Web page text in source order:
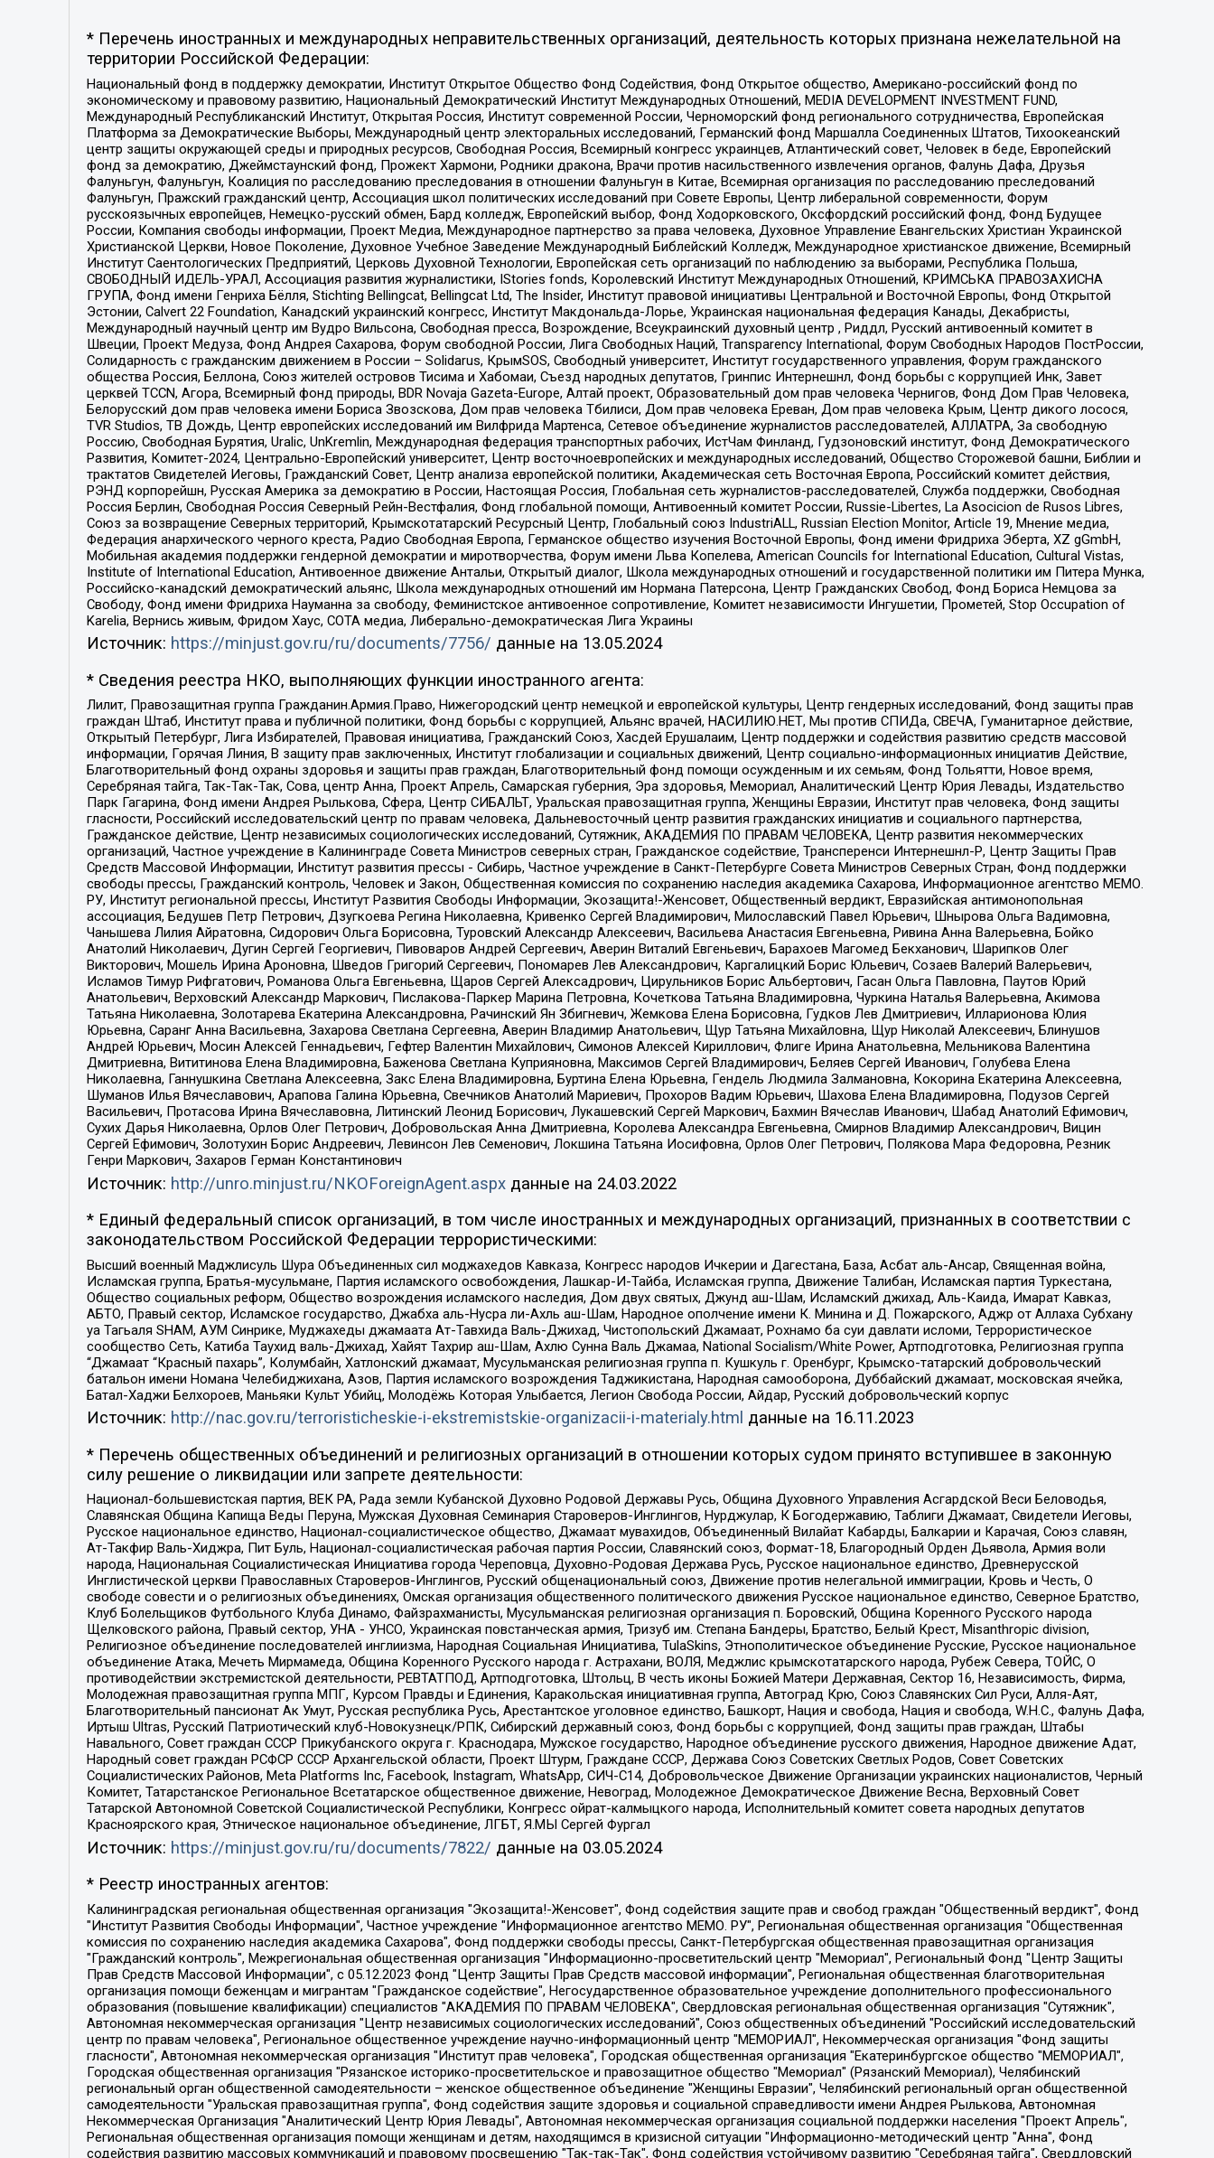
* Перечень иностранных и международных неправительственных организаций, деятельность которых признана нежелательной на
территории Российской Федерации:
Национальный фонд в поддержку демократии, Институт Открытое Общество Фонд Содействия, Фонд Открытое общество, Американо-российский фонд по
экономическому и правовому развитию, Национальный Демократический Институт Международных Отношений, MEDIA DEVELOPMENT INVESTMENT FUND,
Международный Республиканский Институт, Открытая Россия, Институт современной России, Черноморский фонд регионального сотрудничества, Европейская
Платформа за Демократические Выборы, Международный центр электоральных исследований, Германский фонд Маршалла Соединенных Штатов, Тихоокеанский
центр защиты окружающей среды и природных ресурсов, Свободная Россия, Всемирный конгресс украинцев, Атлантический совет, Человек в беде, Европейский
фонд за демократию, Джеймстаунский фонд, Прожект Хармони, Родники дракона, Врачи против насильственного извлечения органов, Фалунь Дафа, Друзья
Фалуньгун, Фалуньгун, Коалиция по расследованию преследования в отношении Фалуньгун в Китае, Всемирная организация по расследованию преследований
Фалуньгун, Пражский гражданский центр, Ассоциация школ политических исследований при Совете Европы, Центр либеральной современности, Форум
русскоязычных европейцев, Немецко-русский обмен, Бард колледж, Европейский выбор, Фонд Ходорковского, Оксфордский российский фонд, Фонд Будущее
России, Компания свободы информации, Проект Медиа, Международное партнерство за права человека, Духовное Управление Евангельских Христиан Украинской
Христианской Церкви, Новое Поколение, Духовное Учебное Заведение Международный Библейский Колледж, Международное христианское движение, Всемирный
Институт Саентологических Предприятий, Церковь Духовной Технологии, Европейская сеть организаций по наблюдению за выборами, Республика Польша,
СВОБОДНЫЙ ИДЕЛЬ-УРАЛ, Ассоциация развития журналистики, IStories fonds, Королевский Институт Международных Отношений, КРИМСЬКА ПРАВОЗАХИСНА
ГРУПА, Фонд имени Генриха Бёлля, Stichting Bellingcat, Bellingcat Ltd, The Insider, Институт правовой инициативы Центральной и Восточной Европы, Фонд Открытой
Эстонии, Calvert 22 Foundation, Канадский украинский конгресс, Институт Макдональда-Лорье, Украинская национальная федерация Канады, Декабристы,
Международный научный центр им Вудро Вильсона, Свободная пресса, Возрождение, Всеукраинский духовный центр , Риддл, Русский антивоенный комитет в
Швеции, Проект Медуза, Фонд Андрея Сахарова, Форум свободной России, Лига Свободных Наций, Transparеncy International, Форум Свободных Народов ПостРоссии,
Солидарность с гражданским движением в России – Solidarus, КрымSOS, Свободный университет, Институт государственного управления, Форум гражданского
общества Россия, Беллона, Союз жителей островов Тисима и Хабомаи, Съезд народных депутатов, Гринпис Интернешнл, Фонд борьбы с коррупцией Инк, Завет
церквей TCCN, Агора, Всемирный фонд природы, BDR Novaja Gazeta-Europe, Алтай проект, Образовательный дом прав человека Чернигов, Фонд Дом Прав Человека,
Белорусский дом прав человека имени Бориса Звозскова, Дом прав человека Тбилиси, Дом прав человека Ереван, Дом прав человека Крым, Центр дикого лосося,
TVR Studios, ТВ Дождь, Центр европейских исследований им Вилфрида Мартенса, Сетевое объединение журналистов расследователей, АЛЛАТРА, За свободную
Россию, Свободная Бурятия, Uralic, UnKremlin, Международная федерация транспортных рабочих, ИстЧам Финланд, Гудзоновский институт, Фонд Демократического
Развития, Комитет-2024, Центрально-Европейский университет, Центр восточноевропейских и международных исследований, Общество Сторожевой башни, Библии и
трактатов Свидетелей Иеговы, Гражданский Совет, Центр анализа европейской политики, Академическая сеть Восточная Европа, Российский комитет действия,
РЭНД корпорейшн, Русская Америка за демократию в России, Настоящая Россия, Глобальная сеть журналистов-расследователей, Служба поддержки, Свободная
Россия Берлин, Свободная Россия Северный Рейн-Вестфалия, Фонд глобальной помощи, Антивоенный комитет России, Russie-Libertes, La Asocicion de Rusos Libres,
Союз за возвращение Северных территорий, Крымскотатарский Ресурсный Центр, Глобальный союз IndustriALL, Russian Election Monitor, Article 19, Мнение медиа,
Федерация анархического черного креста, Радио Свободная Европа, Германское общество изучения Восточной Европы, Фонд имени Фридриха Эберта, XZ gGmbH,
Мобильная академия поддержки гендерной демократии и миротворчества, Форум имени Льва Копелева, American Councils for International Education, Cultural Vistas,
Institute of International Education, Антивоенное движение Антальи, Открытый диалог, Школа международных отношений и государственной политики им Питера Мунка,
Российско-канадский демократический альянс, Школа международных отношений им Нормана Патерсона, Центр Гражданских Свобод, Фонд Бориса Немцова за
Свободу, Фонд имени Фридриха Науманна за свободу, Феминистское антивоенное сопротивление, Комитет независимости Ингушетии, Прометей, Stop Occupation of
Karelia, Вернись живым, Фридом Хаус, СОТА медиа, Либерально-демократическая Лига Украины
Источник: https://minjust.gov.ru/ru/documents/7756/ данные на 13.05.2024
* Сведения реестра НКО, выполняющих функции иностранного агента:
Лилит, Правозащитная группа Гражданин.Армия.Право, Нижегородский центр немецкой и европейской культуры, Центр гендерных исследований, Фонд защиты прав
граждан Штаб, Институт права и публичной политики, Фонд борьбы с коррупцией, Альянс врачей, НАСИЛИЮ.НЕТ, Мы против СПИДа, СВЕЧА, Гуманитарное действие,
Открытый Петербург, Лига Избирателей, Правовая инициатива, Гражданский Союз, Хасдей Ерушалаим, Центр поддержки и содействия развитию средств массовой
информации, Горячая Линия, В защиту прав заключенных, Институт глобализации и социальных движений, Центр социально-информационных инициатив Действие,
Благотворительный фонд охраны здоровья и защиты прав граждан, Благотворительный фонд помощи осужденным и их семьям, Фонд Тольятти, Новое время,
Серебряная тайга, Так-Так-Так, Сова, центр Анна, Проект Апрель, Самарская губерния, Эра здоровья, Мемориал, Аналитический Центр Юрия Левады, Издательство
Парк Гагарина, Фонд имени Андрея Рылькова, Сфера, Центр СИБАЛЬТ, Уральская правозащитная группа, Женщины Евразии, Институт прав человека, Фонд защиты
гласности, Российский исследовательский центр по правам человека, Дальневосточный центр развития гражданских инициатив и социального партнерства,
Гражданское действие, Центр независимых социологических исследований, Сутяжник, АКАДЕМИЯ ПО ПРАВАМ ЧЕЛОВЕКА, Центр развития некоммерческих
организаций, Частное учреждение в Калининграде Совета Министров северных стран, Гражданское содействие, Трансперенси Интернешнл-Р, Центр Защиты Прав
Средств Массовой Информации, Институт развития прессы - Сибирь, Частное учреждение в Санкт-Петербурге Совета Министров Северных Стран, Фонд поддержки
свободы прессы, Гражданский контроль, Человек и Закон, Общественная комиссия по сохранению наследия академика Сахарова, Информационное агентство МЕМО.
РУ, Институт региональной прессы, Институт Развития Свободы Информации, Экозащита!-Женсовет, Общественный вердикт, Евразийская антимонопольная
ассоциация, Бедушев Петр Петрович, Дзугкоева Регина Николаевна, Кривенко Сергей Владимирович, Милославский Павел Юрьевич, Шнырова Ольга Вадимовна,
Чанышева Лилия Айратовна, Сидорович Ольга Борисовна, Туровский Александр Алексеевич, Васильева Анастасия Евгеньевна, Ривина Анна Валерьевна, Бойко
Анатолий Николаевич, Дугин Сергей Георгиевич, Пивоваров Андрей Сергеевич, Аверин Виталий Евгеньевич, Барахоев Магомед Бекханович, Шарипков Олег
Викторович, Мошель Ирина Ароновна, Шведов Григорий Сергеевич, Пономарев Лев Александрович, Каргалицкий Борис Юльевич, Созаев Валерий Валерьевич,
Исламов Тимур Рифгатович, Романова Ольга Евгеньевна, Щаров Сергей Алексадрович, Цирульников Борис Альбертович, Гасан Ольга Павловна, Паутов Юрий
Анатольевич, Верховский Александр Маркович, Пислакова-Паркер Марина Петровна, Кочеткова Татьяна Владимировна, Чуркина Наталья Валерьевна, Акимова
Татьяна Николаевна, Золотарева Екатерина Александровна, Рачинский Ян Збигневич, Жемкова Елена Борисовна, Гудков Лев Дмитриевич, Илларионова Юлия
Юрьевна, Саранг Анна Васильевна, Захарова Светлана Сергеевна, Аверин Владимир Анатольевич, Щур Татьяна Михайловна, Щур Николай Алексеевич, Блинушов
Андрей Юрьевич, Мосин Алексей Геннадьевич, Гефтер Валентин Михайлович, Симонов Алексей Кириллович, Флиге Ирина Анатольевна, Мельникова Валентина
Дмитриевна, Вититинова Елена Владимировна, Баженова Светлана Куприяновна, Максимов Сергей Владимирович, Беляев Сергей Иванович, Голубева Елена
Николаевна, Ганнушкина Светлана Алексеевна, Закс Елена Владимировна, Буртина Елена Юрьевна, Гендель Людмила Залмановна, Кокорина Екатерина Алексеевна,
Шуманов Илья Вячеславович, Арапова Галина Юрьевна, Свечников Анатолий Мариевич, Прохоров Вадим Юрьевич, Шахова Елена Владимировна, Подузов Сергей
Васильевич, Протасова Ирина Вячеславовна, Литинский Леонид Борисович, Лукашевский Сергей Маркович, Бахмин Вячеслав Иванович, Шабад Анатолий Ефимович,
Сухих Дарья Николаевна, Орлов Олег Петрович, Добровольская Анна Дмитриевна, Королева Александра Евгеньевна, Смирнов Владимир Александрович, Вицин
Сергей Ефимович, Золотухин Борис Андреевич, Левинсон Лев Семенович, Локшина Татьяна Иосифовна, Орлов Олег Петрович, Полякова Мара Федоровна, Резник
Генри Маркович, Захаров Герман Константинович
Источник: http://unro.minjust.ru/NKOForeignAgent.aspxданные на 24.03.2022
* Единый федеральный список организаций, в том числе иностранных и международных организаций, признанных в соответствии с
законодательством Российской Федерации террористическими:
Высший военный Маджлисуль Шура Объединенных сил моджахедов Кавказа, Конгресс народов Ичкерии и Дагестана, База, Асбат аль-Ансар, Священная война,
Исламская группа, Братья-мусульмане, Партия исламского освобождения, Лашкар-И-Тайба, Исламская группа, Движение Талибан, Исламская партия Туркестана,
Общество социальных реформ, Общество возрождения исламского наследия, Дом двух святых, Джунд аш-Шам, Исламский джихад, Аль-Каида, Имарат Кавказ,
АБТО, Правый сектор, Исламское государство, Джабха аль-Нусра ли-Ахль аш-Шам, Народное ополчение имени К. Минина и Д. Пожарского, Аджр от Аллаха Субхану
уа Тагьаля SHAM, АУМ Синрике, Муджахеды джамаата Ат-Тавхида Валь-Джихад, Чистопольский Джамаат, Рохнамо ба суи давлати исломи, Террористическое
сообщество Сеть, Катиба Таухид валь-Джихад, Хайят Тахрир аш-Шам, Ахлю Сунна Валь Джамаа, National Socialism/White Power, Артподготовка, Религиозная группа
“Джамаат “Красный пахарь”, Колумбайн, Хатлонский джамаат, Мусульманская религиозная группа п. Кушкуль г. Оренбург, Крымско-татарский добровольческий
батальон имени Номана Челебиджихана, Азов, Партия исламского возрождения Таджикистана, Народная самооборона, Дуббайский джамаат, московская ячейка,
Батал-Хаджи Белхороев, Маньяки Культ Убийц, Молодёжь Которая Улыбается, Легион Свобода России, Айдар, Русский добровольческий корпус
Источник: http://nac.gov.ru/terroristicheskie-i-ekstremistskie-organizacii-i-materialy.html данные на 16.11.2023
* Перечень общественных объединений и религиозных организаций в отношении которых судом принято вступившее в законную
силу решение о ликвидации или запрете деятельности:
Национал-большевистская партия, ВЕК РА, Рада земли Кубанской Духовно Родовой Державы Русь, Община Духовного Управления Асгардской Веси Беловодья,
Славянская Община Капища Веды Перуна, Мужская Духовная Семинария Староверов-Инглингов, Нурджулар, К Богодержавию, Таблиги Джамаат, Свидетели Иеговы,
Русское национальное единство, Национал-социалистическое общество, Джамаат мувахидов, Объединенный Вилайат Кабарды, Балкарии и Карачая, Союз славян,
Ат-Такфир Валь-Хиджра, Пит Буль, Национал-социалистическая рабочая партия России, Славянский союз, Формат-18, Благородный Орден Дьявола, Армия воли
народа, Национальная Социалистическая Инициатива города Череповца, Духовно-Родовая Держава Русь, Русское национальное единство, Древнерусской
Инглистической церкви Православных Староверов-Инглингов, Русский общенациональный союз, Движение против нелегальной иммиграции, Кровь и Честь, О
свободе совести и о религиозных объединениях, Омская организация общественного политического движения Русское национальное единство, Северное Братство,
Клуб Болельщиков Футбольного Клуба Динамо, Файзрахманисты, Мусульманская религиозная организация п. Боровский, Община Коренного Русского народа
Щелковского района, Правый сектор, УНА - УНСО, Украинская повстанческая армия, Тризуб им. Степана Бандеры, Братство, Белый Крест, Misanthropic division,
Религиозное объединение последователей инглиизма, Народная Социальная Инициатива, TulaSkins, Этнополитическое объединение Русские, Русское национальное
объединение Атака, Мечеть Мирмамеда, Община Коренного Русского народа г. Астрахани, ВОЛЯ, Меджлис крымскотатарского народа, Рубеж Севера, ТОЙС, О
противодействии экстремистской деятельности, РЕВТАТПОД, Артподготовка, Штольц, В честь иконы Божией Матери Державная, Сектор 16, Независимость, Фирма,
Молодежная правозащитная группа МПГ, Курсом Правды и Единения, Каракольская инициативная группа, Автоград Крю, Союз Славянских Сил Руси, Алля-Аят,
Благотворительный пансионат Ак Умут, Русская республика Русь, Арестантское уголовное единство, Башкорт, Нация и свобода, Нация и свобода, W.H.С., Фалунь Дафа,
Иртыш Ultras, Русский Патриотический клуб-Новокузнецк/РПК, Сибирский державный союз, Фонд борьбы с коррупцией, Фонд защиты прав граждан, Штабы
Навального, Совет граждан СССР Прикубанского округа г. Краснодара, Мужское государство, Народное объединение русского движения, Народное движение Адат,
Народный совет граждан РСФСР СССР Архангельской области, Проект Штурм, Граждане СССР, Держава Союз Советских Светлых Родов, Совет Советских
Социалистических Районов, Meta Platforms Inc, Facebook, Instagram, WhatsApp, СИЧ-С14, Добровольческое Движение Организации украинских националистов, Черный
Комитет, Татарстанское Региональное Всетатарское общественное движение, Невоград, Молодежное Демократическое Движение Весна, Верховный Совет
Татарской Автономной Советской Социалистической Республики, Конгресс ойрат-калмыцкого народа, Исполнительный комитет совета народных депутатов
Красноярского края, Этническое национальное объединение, ЛГБТ, Я.МЫ Сергей Фургал
Источник: https://minjust.gov.ru/ru/documents/7822/ данные на 03.05.2024
* Реестр иностранных агентов:
Калининградская региональная общественная организация "Экозащита!-Женсовет", Фонд содействия защите прав и свобод граждан "Общественный вердикт", Фонд "Институт Развития Свободы Информации", Частное учреждение "Информационное агентство МЕМО. РУ", Региональная общественная организация "Общественная комиссия по сохранению наследия академика Сахарова", Фонд поддержки свободы прессы, Санкт-Петербургская общественная правозащитная организация "Гражданский контроль", Межрегиональная общественная организация "Информационно-просветительский центр "Мемориал", Региональный Фонд "Центр Защиты Прав Средств Массовой Информации", с 05.12.2023 Фонд "Центр Защиты Прав Средств массовой информации", Региональная общественная благотворительная организация помощи беженцам и мигрантам "Гражданское содействие", Негосударственное образовательное учреждение дополнительного профессионального образования (повышение квалификации) специалистов "АКАДЕМИЯ ПО ПРАВАМ ЧЕЛОВЕКА", Свердловская региональная общественная организация "Сутяжник", Автономная некоммерческая организация "Центр независимых социологических исследований", Союз общественных объединений "Российский исследовательский центр по правам человека", Региональное общественное учреждение научно-информационный центр "МЕМОРИАЛ", Некоммерческая организация "Фонд защиты гласности", Автономная некоммерческая организация "Институт прав человека", Городская общественная организация "Екатеринбургское общество "МЕМОРИАЛ", Городская общественная организация "Рязанское историко-просветительское и правозащитное общество "Мемориал" (Рязанский Мемориал), Челябинский региональный орган общественной самодеятельности – женское общественное объединение "Женщины Евразии", Челябинский региональный орган общественной самодеятельности "Уральская правозащитная группа", Фонд содействия защите здоровья и социальной справедливости имени Андрея Рылькова, Автономная Некоммерческая Организация "Аналитический Центр Юрия Левады", Автономная некоммерческая организация социальной поддержки населения "Проект Апрель", Региональная общественная организация помощи женщинам и детям, находящимся в кризисной ситуации "Информационно-методический центр "Анна", Фонд содействия развитию массовых коммуникаций и правовому просвещению "Так-так-Так", Фонд содействия устойчивому развитию "Серебряная тайга", Свердловский региональный общественный фонд социальных проектов "Новое время", "Idel.Реалии", Кавказ.Реалии, Крым.Реалии, Телеканал Настоящее Время, Татаро-башкирская служба Радио Свобода (Azatliq Radiosi), Радио Свободная Европа/Радио Свобода (PCE/PC), "Сибирь.Реалии", "Фактограф", Благотворительный фонд помощи осужденным и их семьям, Автономная некоммерческая организация "Институт глобализации и социальных движений", Фонд "В защиту прав заключенных", Частное учреждение "Центр поддержки и содействия развитию средств массовой информации", Пензенский региональный общественный благотворительный фонд "Гражданский союз", "Север.Реалии", Некоммерческая организация Фонд "Правовая инициатива", Общество с ограниченной ответственностью "Радио Свободная Европа/Радио Свобода", Чешское информационное агентство "MEDIUM-ORIENT", Красноярская региональная общественная организация "Мы против СПИДа", Камалягин Денис Николаевич, Маркелов Сергей Евгеньевич, Пономарев Лев Александрович, Савицкая Людмила Алексеевна, Автономная некоммерческая организация "Центр по работе с проблемой насилия "НАСИЛИЮ.НЕТ", Межрегиональный профессиональный союз работников здравоохранения "Альянс врачей", Юридическое лицо, зарегистрированное в Латвийской Республике, SIA "Medusa Project" (регистрационный номер 40103797863, дата регистрации 10.06.2014), Некоммерческая организация "Фонд по борьбе с коррупцией", Автономная некоммерческая организация "Институт права и публичной политики", Баданин Роман Сергеевич, Гликин Максим Александрович, Железнова Мария Михайловна, Лукьянова Юлия Сергеевна, Маетная Елизавета Витальевна, Маняхин Петр Борисович, Чуракова Ольга Владимировна, Ярош Юлия Петровна, Юридическое лицо "The Insider SIA", зарегистрированное в Риге, Латвийская Республика (дата регистрации 26.06.2015), являющееся администратором доменного имени интернет-издания "The Insider SIA", https://theins.ru, Постернак Алексей Евгеньевич, Рубин Михаил Аркадьевич, Анин Роман Александрович, Юридическое лицо Istories fonds, зарегистрированное в Латвийской Республике (регистрационный номер 50008295751, дата регистрации 24.02.2020), Великовский Дмитрий Александрович, Долинина Ирина Николаевна, Мароховская Алеся Алексеевна, Шлейнов Роман Юрьевич, Шмагун Олеся Валентиновна, Общество с ограниченной ответственностью "Альтаир 2021", Общество с ограниченной ответственностью "Вега 2021", Общество с ограниченной ответственностью "Главный редактор 2021", Общество с ограниченной ответственностью "Ромашки монолит", Важенков Артем Валерьевич, Ивановская областная общественная организация "Центр гендерных исследований", Гурман Юрий Альбертович, Медиапроект "ОВД-Инфо", Егоров Владимир Владимирович, Жилинский Владимир Александрович, Общество с ограниченной ответственностью "ЗП", Иванова София Юрьевна, Карезина Инна Павловна, Кильтау Екатерина Викторовна, Петров Алексей Викторович, Пискунов Сергей Евгеньевич, Смирнов Сергей Сергеевич, Тихонов Михаил Сергеевич, Общество с ограниченной ответственностью "ЖУРНАЛИСТ-ИНОСТРАННЫЙ АГЕНТ", Арапова Галина Юрьевна, Вольтская Татьяна Анатольевна, Американская компания "Mason G.E.S. Anonymous Foundation" (США), являющаяся владельцем интернет-издания https://mnews.world/, Компания "Stichting Bellingcat", зарегистрированная в Нидерландах (дата регистрации 11.07.2018), Захаров Андрей Вячеславович, Клепиковская Екатерина Дмитриевна, Общество с ограниченной ответственностью "МЕМО", Перл Роман Александрович, Симонов Евгений Алексеевич, Соловьева Елена Анатольевна, Сотников Даниил Владимирович, Сурначева Елизавета Дмитриевна, Автономная некоммерческая организация по защите прав человека и информированию населения "Якутия – Наше Мнение", Общество с ограниченной ответственностью "Москоу диджитал медиа", с 26.01.2023 Общество с ограниченной ответственностью "Чайка Белые сады", Ветошкина Валерия Валерьевна, Заговора Максим Александрович, Межрегиональное общественное движение "Российская ЛГБТ - сеть", Оленичев Максим Владимирович, Павлов Иван Юрьевич, Скворцова Елена Сергеевна, Общество с ограниченной ответственностью "Как бы инагент", Кочетков Игорь Викторович, Общество с ограниченной ответственностью "Честные выборы", Еланчик Олег Александрович, Общество с ограниченной ответственностью "Нобелевский призыв", Гималова Регина Эмилевна, Григорьев Андрей Валерьевич, Григорьева Алина Александровна, Ассоциация по содействию защите прав призывников, альтернативнослужащих и военнослужащих "Правозащитная группа "Гражданин.Армия.Право", Хисамова Регина Фаритовна, Автономная некоммерческая организация по реализации социально-правовых программ "Лилит", Дальневосточное общественное движение "Маяк", Санкт-Петербургская ЛГБТ-инициативная группа "Выход", Инициативная группа ЛГБТ+ "Реверс", Алексеев Андрей Викторович, Бекбулатова Таисия Львовна, Беляев Иван Михайлович, Владыкина Елена Сергеевна, Гельман Марат Александрович, Никульшина Вероника Юрьевна, Толоконникова Надежда Андреевна, Шендерович Виктор Анатольевич, Общество с ограниченной ответственностью "Данное сообщение", Общество с ограниченной ответственностью Издательский дом "Новая глава", Айнбиндер Александра Александровна, Московский комьюнити-центр для ЛГБТ+инициатив, Благотворительный фонд развития филантропии, Deutsche Welle (Германия, Kurt-Schumacher-Strasse 3, 53113 Bonn), Борзунова Мария Михайловна, Воробьев Виктор Викторович, Голубева Анна Львовна, Константинова Алла Михайловна, Малкова Ирина Владимировна, Мурадов Мурад Абдулгалимович, Осетинская Елизавета Николаевна, Понасенков Евгений Николаевич, Ганапольский Матвей Юрьевич, Киселев Евгений Алексеевич, Борухович Ирина Григорьевна, Дремин Иван Тимофеевич, Дубровский Дмитрий Викторович, Красноярская региональная общественная организация поддержки и развития альтернативных образовательных технологий и межкультурных коммуникаций "ИНТЕРРА", Маяковская Екатерина Алексеевна, Фейгин Марк Захарович, Филимонов Андрей Викторович, Дзугкоева Регина Николаевна, Доброхотов Роман Александрович, Дудь Юрий Александрович, Елкин Сергей Владимирович, Кругликов Кирилл Игоревич, Сабунаева Мария Леонидовна, Семенов Алексей Владимирович, Шаинян Карен Багратович, Шульман Екатерина Михайловна, Асафьев Артур Валерьевич, Вахштайн Виктор Семенович, Венедиктов Алексей Алексеевич, Лушникова Екатерина Евгеньевна, Волков Леонид Михайлович, Невзоров Александр Глебович, Пархоменко Сергей Борисович, Сироткин Ярослав Николаевич, Кара-Мурза Владимир Владимирович, Баранова Наталья Владимировна, Гозман Леонид Яковлевич, Кагарлицкий Борис Юльевич, Климарев Михаил Валерьевич, Милов Владимир Станиславович, Автономная некоммерческая организация Краснодарский центр современного искусства "Типография", Моргенштерн Алишер Тагирович, Соболь Любовь Эдуардовна, Общество с ограниченной ответственностью "ЛИЗА НОРМ", Каспаров Гарри Кимович, Ходорковский Михаил Борисович, Общество с ограниченной ответственностью "Апрельские тезисы", Данилович Ирина Брониславовна, Кашин Олег Владимирович, Петров Николай Владимирович, Пивоваров Алексей Владимирович, Соколов Михаил Владимирович, Цветкова Юлия Владимировна, Чичваркин Евгений Александрович, Комитет против пыток/Команда против пыток, Общество с ограниченной ответственностью "Первый научный", Общество с ограниченной ответственностью "Вертолет и ко", Белоцерковская Вероника Борисовна, Кац Максим Евгеньевич, Лазарева Татьяна Юрьевна, Шаведдинов Руслан Табризович, Яшин Илья Валерьевич, Общество с ограниченной ответственностью "Иноагент ААВ", Алешковский Дмитрий Петрович, Альбац Евгения Марковна, Быков Дмитрий Львович, Галямина Юлия Евгеньевна, Лойко Сергей Леонидович, Мартынов Кирилл Константинович, Медведев Сергей Александрович, Крашенинников Федор Геннадиевич, Гордеева Катерина Вл